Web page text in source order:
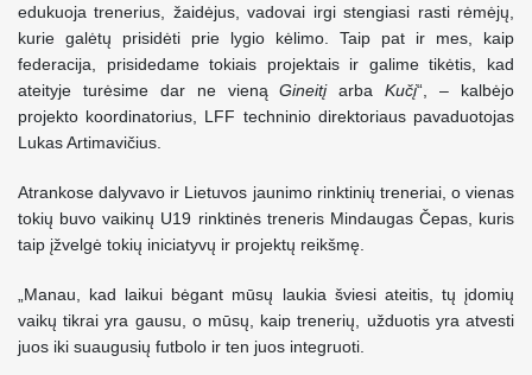
edukuoja trenerius, žaidėjus, vadovai irgi stengiasi rasti rėmėjų,
kurie galėtų prisidėti prie lygio kėlimo. Taip pat ir mes, kaip
federacija, prisidedame tokiais projektais ir galime tikėtis, kad
ateityje turėsime dar ne vienąGineitįarbaKučį“, – kalbėjo
projekto koordinatorius, LFF techninio direktoriaus pavaduotojas
Lukas Artimavičius.
Atrankose dalyvavo ir Lietuvos jaunimo rinktinių treneriai, o vienas
tokių buvo vaikinų U19 rinktinės treneris Mindaugas Čepas, kuris
taip įžvelgė tokių iniciatyvų ir projektų reikšmę.
„Manau, kad laikui bėgant mūsų laukia šviesi ateitis, tų įdomių
vaikų tikrai yra gausu, o mūsų, kaip trenerių, užduotis yra atvesti
juos iki suaugusių futbolo ir ten juos integruoti.